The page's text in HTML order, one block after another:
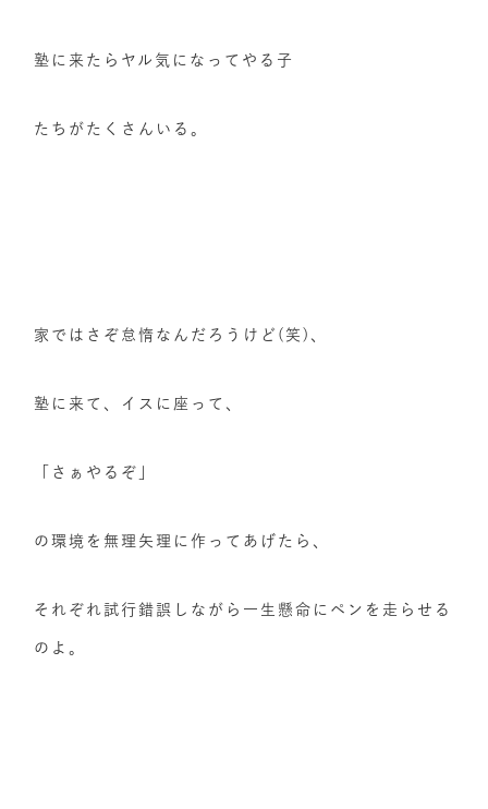
塾に来たらヤル気になってやる子
たちがたくさんいる。
家ではさぞ怠惰なんだろうけど(笑)、
塾に来て、イスに座って、
「さぁやるぞ」
の環境を無理矢理に作ってあげたら、
それぞれ試行錯誤しながら一生懸命にペンを走らせる
のよ。